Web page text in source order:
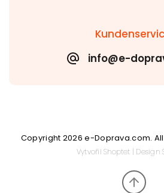
info@e-
Copyright 2026e-Doprava.com.
VytvořilShoptet | Design